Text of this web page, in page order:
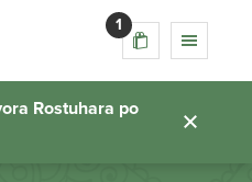
1
Rostuhara po